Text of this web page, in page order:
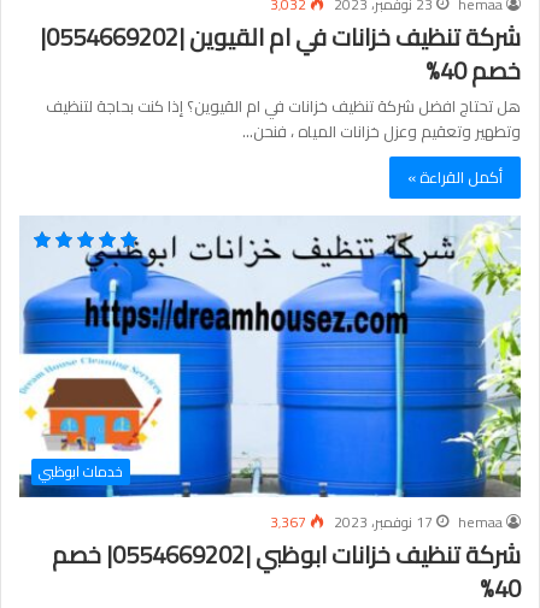
شركة تنظيف خزانات في ام القيوين |0554669202|
خصم 40%
هل تحتاج افضل شركة تنظيف خزانات في ام القيوين؟ إذا كنت بحاجة لتنظيف
وتطهير وتعقيم وعزل خزانات المياه ، فنحن…
أكمل القراءة »
خدمات ابوظبي
hemaa
17 نوفمبر، 2023 3٬367
شركة تنظيف خزانات ابوظبي |0554669202| خصم
40%